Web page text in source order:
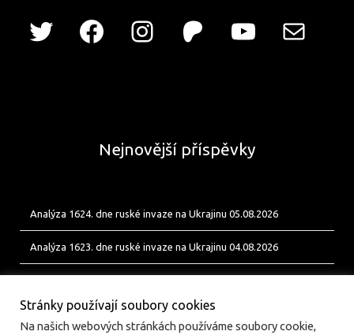
Nejnovější příspěvky
Analýza 1624. dne ruské invaze na Ukrajinu 05.08.2026
Analýza 1623. dne ruské invaze na Ukrajinu 04.08.2026
Stránky používají soubory cookies
Na našich webových stránkách používáme soubory cookie,